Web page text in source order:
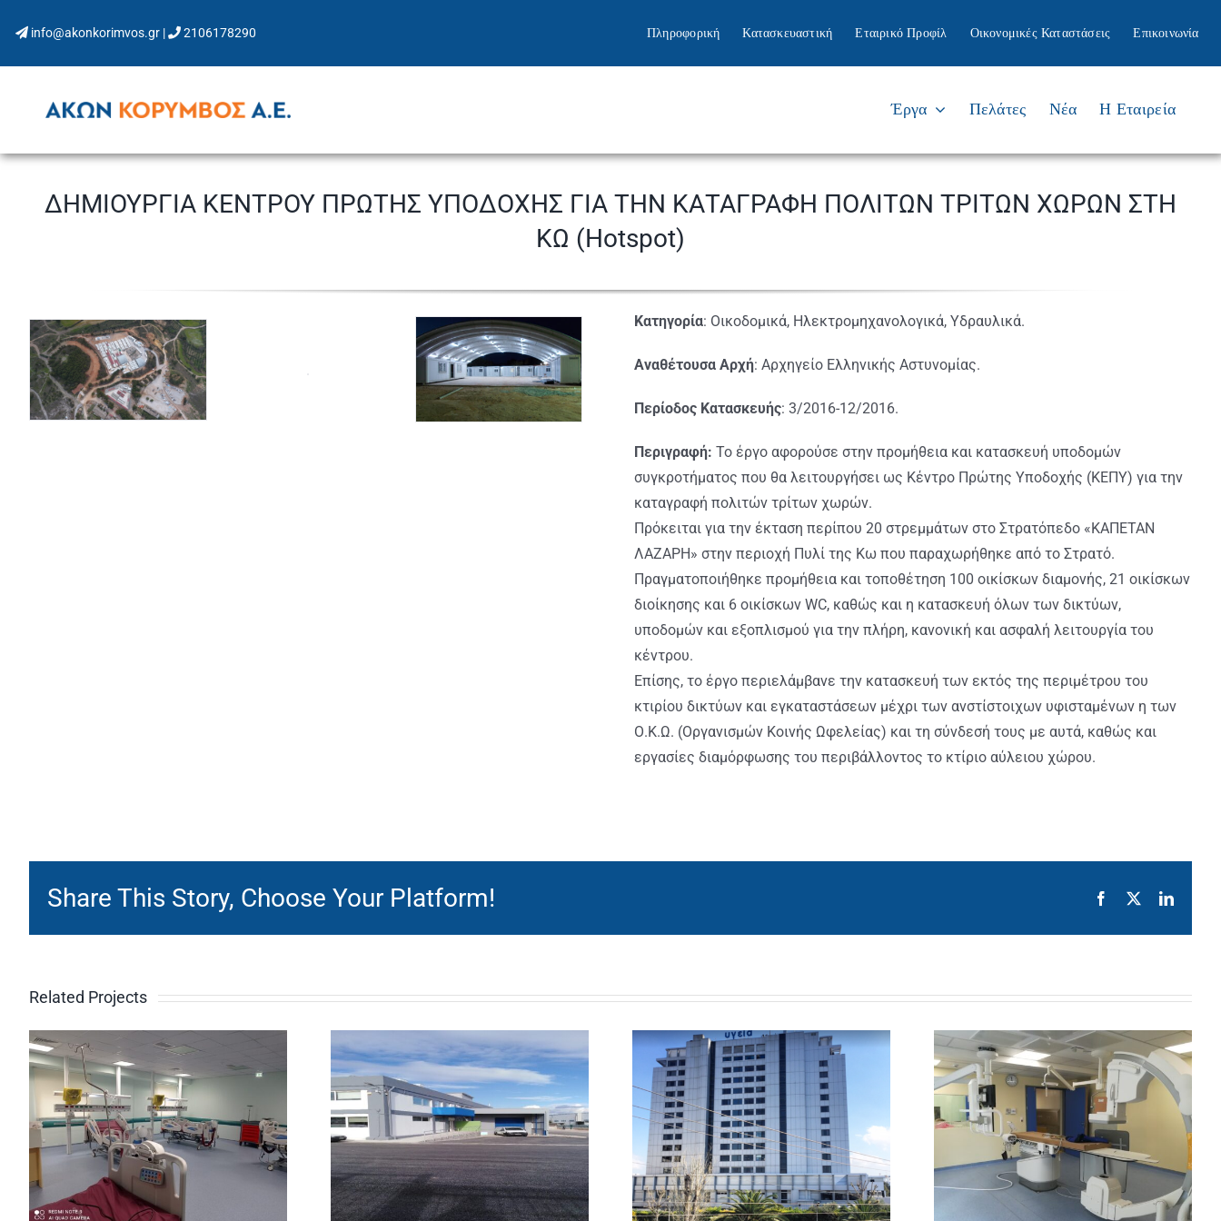
content
info@akonkorimvos.gr | 2106178290 Πληροφορική Κατασκευαστική Εταιρικό Προφίλ Οικονομικές Καταστάσεις Επικοινωνία
Έργα Πελάτες Νέα Η Εταιρεία
ΔΗΜΙΟΥΡΓΙΑ ΚΕΝΤΡΟΥ ΠΡΩΤΗΣ ΥΠΟΔΟΧΗΣ ΓΙΑ ΤΗΝ ΚΑΤΑΓΡΑΦΗ ΠΟΛΙΤΩΝ ΤΡΙΤΩΝ ΧΩΡΩΝ ΣΤΗ
ΚΩ (Hotspot)
Κατηγορία: Οικοδομικά, Ηλεκτρομηχανολογικά, Υδραυλικά.
Αναθέτουσα Αρχή: Αρχηγείο Ελληνικής Αστυνομίας.
Περίοδος Κατασκευής: 3/2016-12/2016.
Περιγραφή: Το έργο αφορούσε στην προμήθεια και κατασκευή υποδομών
συγκροτήματος που θα λειτουργήσει ως Κέντρο Πρώτης Υποδοχής (ΚΕΠΥ) για την
καταγραφή πολιτών τρίτων χωρών.
Πρόκειται για την έκταση περίπου 20 στρεμμάτων στο Στρατόπεδο «ΚΑΠΕΤΑΝ
ΛΑΖΑΡΗ» στην περιοχή Πυλί της Κω που παραχωρήθηκε από το Στρατό.
Πραγματοποιήθηκε προμήθεια και τοποθέτηση 100 οικίσκων διαμονής, 21 οικίσκων
διοίκησης και 6 οικίσκων WC, καθώς και η κατασκευή όλων των δικτύων,
υποδομών και εξοπλισμού για την πλήρη, κανονική και ασφαλή λειτουργία του
κέντρου.
Επίσης, το έργο περιελάμβανε την κατασκευή των εκτός της περιμέτρου του
κτιρίου δικτύων και εγκαταστάσεων μέχρι των ανστίστοιχων υφισταμένων η των
Ο.Κ.Ω. (Οργανισμών Κοινής Ωφελείας) και τη σύνδεσή τους με αυτά, καθώς και
εργασίες διαμόρφωσης του περιβάλλοντος το κτίριο αύλειου χώρου.
Share This Story, Choose Your Platform! Facebook
Related Projects
ΠΡΟΣΘΗΚΗ
ΚΑΤ’ΕΠΕΚΤΑΣΗ
ΙΣΟΓΕΙΟΥ
ΑΠΟΘΗΚΕΥΤΙΚΟΥ
ΧΩΡΟΥ ΤΗΣ
ΕΤΑΙΡΕΙΑΣ
ΑΝΑΚΑΙΝΙΣΗ
ΓΡΑΦΕΙΑΚΩΝ
ΧΩΡΩΝ
ΔΙΑΓΝΩΣΤΙΚΟΥ
ΚΑΙ
ΘΕΡΑΠΕΥΤΙΚΟΥ
ΚΕΝΤΡΟΥ
– ΑΝΑΚΑΙΝΙΣΗ
ΧΩΡΩΝ ΣΤΟ Γ.Ν.
ΠΕΙΡΑΙΑ
“ΤΖΑΝΕΙΟ” –
ΟΛΟΚΛΗΡΩΣΗ
ΟΙΚΟΔΟΜΙΚΩΝ
Ανακαίνιση /
Αναδιαρρύθμιση
ΜΕΘ στο
Νοσοκομείο
Γ.Ν.Π. “ΤΖΑΝΕΙΟ”